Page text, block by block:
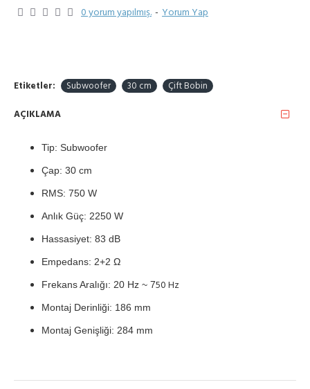
0 yorum yapılmış. - Yorum Yap
Etiketler: Subwoofer 30 cm Çift Bobin
AÇIKLAMA
Tip: Subwoofer
Çap: 30 cm
RMS: 750 W
Anlık Güç: 2250 W
Hassasiyet: 83 dB
Empedans: 2+2 Ω
Frekans Aralığı: 20 Hz ~ 750 Hz
Montaj Derinliği: 186 mm
Montaj Genişliği: 284 mm